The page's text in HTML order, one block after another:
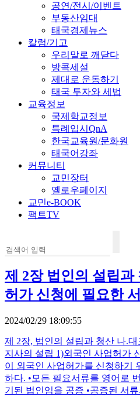
공연/전시/이벤트
부동산임대
태국경제뉴스
칼럼/기고
우리말로 깨닫다
방콕세설
제대로 운동하기
태국 투자와 세법
교육정보
국제학교정보
특례입시QnA
한국교육원/문화원
태국어강좌
커뮤니티
교민장터
옐로우페이지
교민e-BOOK
팩트TV
제 2장 법인의 설립과
허가 신청에 필요한
2024/02/29 18:09:55
제 2장, 법인의 설립과 청산 나.
지사의 설립 1)외국인 사업허가
이 외국인 사업허가를 신청하기
하다. •모든 필요서류를 영어로
기된 법인임을 공증 •공증된 서